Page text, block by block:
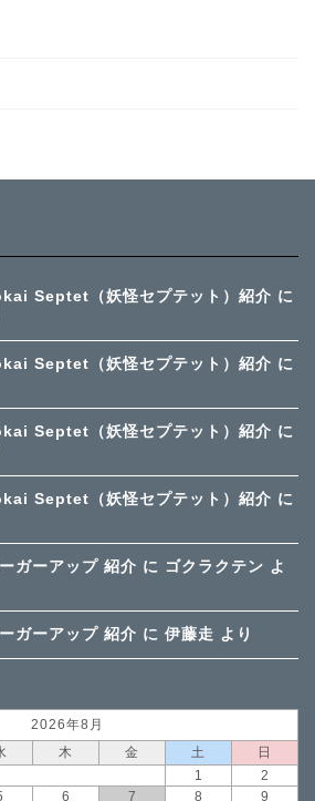
Septet（妖怪セプテット）紹介 に
Septet（妖怪セプテット）紹介 に
Septet（妖怪セプテット）紹介 に
Septet（妖怪セプテット）紹介 に
ガーアップ 紹介 に ゴクラクテン よ
ガーアップ 紹介 に 伊藤走 より
2026年8月
木 金 土
日
1
2
6 7 8 9